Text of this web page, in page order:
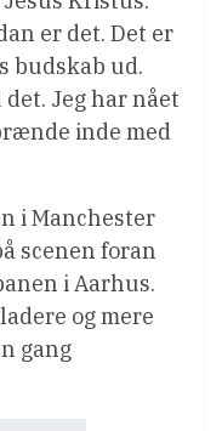
er det. Det er
budskab ud.
Jeg har nået
inde med
i Manchester
scenen foran
i Aarhus.
og mere
gang